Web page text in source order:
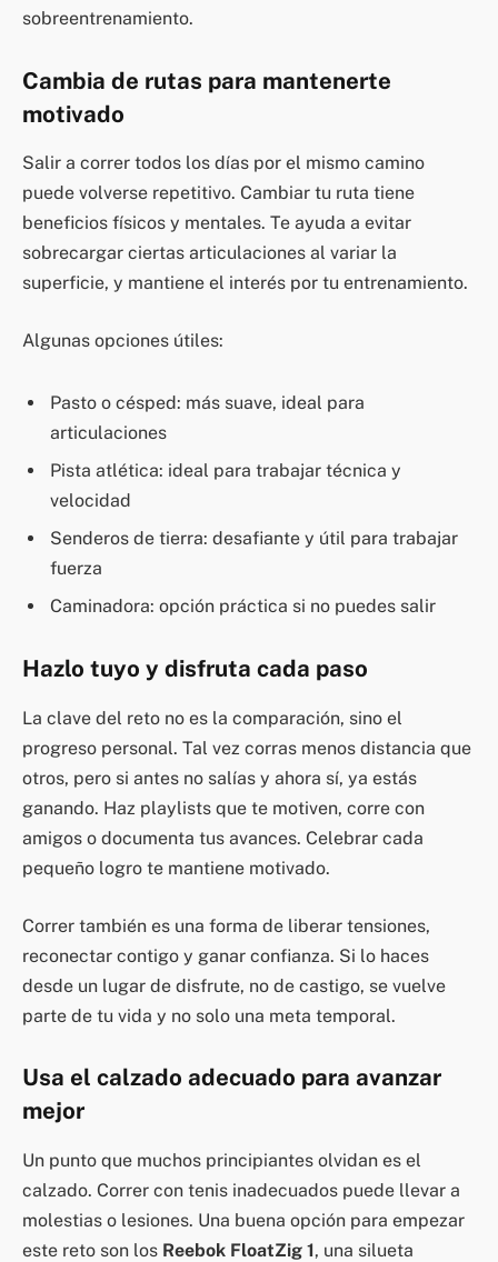
sobreentrenamiento.
Cambia de rutas para mantenerte
motivado
Salir a correr todos los días por el mismo camino
puede volverse repetitivo. Cambiar tu ruta tiene
beneficios físicos y mentales. Te ayuda a evitar
sobrecargar ciertas articulaciones al variar la
superficie, y mantiene el interés por tu entrenamiento.
Algunas opciones útiles:
Pasto o césped: más suave, ideal para
articulaciones
Pista atlética: ideal para trabajar técnica y
velocidad
Senderos de tierra: desafiante y útil para trabajar
fuerza
Caminadora: opción práctica si no puedes salir
Hazlo tuyo y disfruta cada paso
La clave del reto no es la comparación, sino el
progreso personal. Tal vez corras menos distancia que
otros, pero si antes no salías y ahora sí, ya estás
ganando. Haz playlists que te motiven, corre con
amigos o documenta tus avances. Celebrar cada
pequeño logro te mantiene motivado.
Correr también es una forma de liberar tensiones,
reconectar contigo y ganar confianza. Si lo haces
desde un lugar de disfrute, no de castigo, se vuelve
parte de tu vida y no solo una meta temporal.
Usa el calzado adecuado para avanzar
mejor
Un punto que muchos principiantes olvidan es el
calzado. Correr con tenis inadecuados puede llevar a
molestias o lesiones. Una buena opción para empezar
este reto son los Reebok FloatZig 1, una silueta